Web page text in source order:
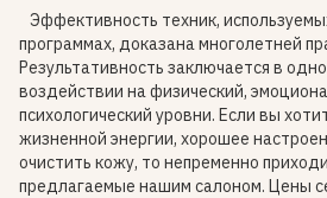
Эффективность техник,
программах, доказана многолетней
Результативность заключается в
воздействии на физический,
психологический уровни. Если вы
жизненной энергии, хорошее
очистить кожу, то непременно
предлагаемые нашим салоном. Цены